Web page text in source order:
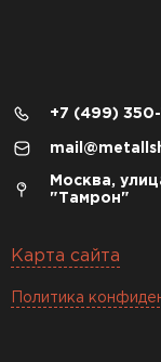
+7 (499) 350-
Москва,
"Тамрон"
Карта сайта
Политика